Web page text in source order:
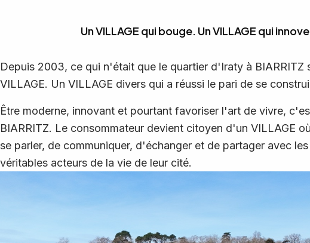
Un VILLAGE qui bouge. Un VILLAGE qui
Depuis 2003, ce qui n'était que le quartier d'Iraty à BIARRITZ
VILLAGE. Un VILLAGE divers qui a réussi le pari de se
Être moderne, innovant et pourtant favoriser l'art de vivre,
BIARRITZ. Le consommateur devient citoyen d'un VILLAGE
se parler, de communiquer, d'échanger et de partager avec
véritables acteurs de la vie de leur cité.